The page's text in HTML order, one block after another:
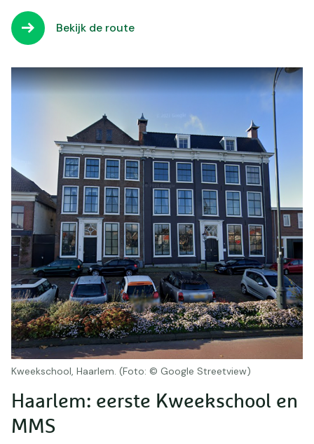
Bekijk de route
Kweekschool, Haarlem. (Foto: © Google Streetview)
Haarlem: eerste Kweekschool en
MMS